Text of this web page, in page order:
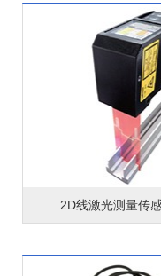
2D线激光测量传